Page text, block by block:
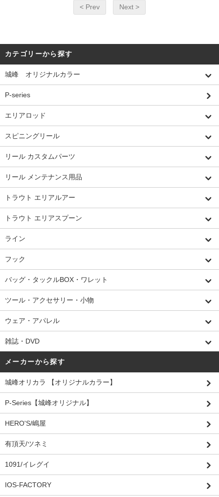
< Prev Next >
カテゴリーから探す
城峰 オリジナルカラー
P-series
エリアロッド
スピニングリール
リール カスタムパーツ
リール メンテナンス用品
トラウト エリアルアー
トラウト エリアスプーン
ライン
フック
バッグ・タックルBOX・ワレット
ツール・アクセサリー・小物
ウェア・アパレル
雑誌・DVD
メーカーから探す
城峰オリカラ 【オリジナルカラー】
P-Series【城峰オリジナル】
HERO'S/嶋屋
有頂天/ツネミ
1091/イレグイ
IOS-FACTORY